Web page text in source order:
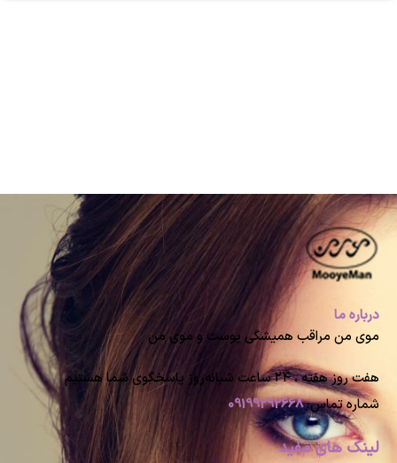
درباره ما
موی من مراقب همیشگی پوست و موی من
هفت روز هفته ، ۲۴ ساعت شبانه‌روز پاسخگوی شما هستیم
شماره تماس:09199292668
لینک های مفید